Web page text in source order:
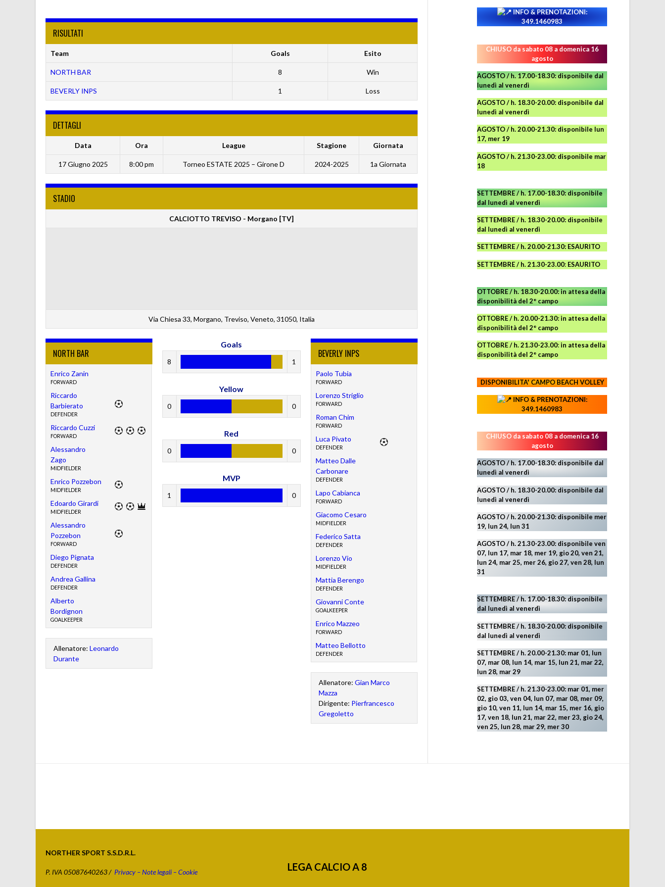
RISULTATI
Team Goals Esito
NORTH BAR 8 Win
BEVERLY INPS 1 Loss
DETTAGLI
Data Ora League Stagione Giornata
17 Giugno 2025 8:00 pm Torneo ESTATE 2025 – Girone D 2024-2025 1a Giornata
STADIO
CALCIOTTO TREVISO - Morgano [TV]
Via Chiesa 33, Morgano, Treviso, Veneto, 31050, Italia
NORTH BAR
Enrico Zanin
FORWARD
Riccardo
Barbierato
DEFENDER
Riccardo Cuzzi
FORWARD
Alessandro
Zago
MIDFIELDER
Enrico Pozzebon
MIDFIELDER
Edoardo Girardi
MIDFIELDER
Alessandro
Pozzebon
FORWARD
Diego Pignata
DEFENDER
Andrea Gallina
DEFENDER
Alberto
Bordignon
GOALKEEPER
Allenatore: Leonardo
Durante
BEVERLY INPS
Paolo Tubia
FORWARD
Lorenzo Striglio
FORWARD
Roman Chim
FORWARD
Luca Pivato
DEFENDER
Matteo Dalle
Carbonare
DEFENDER
Lapo Cabianca
FORWARD
Giacomo Cesaro
MIDFIELDER
Federico Satta
DEFENDER
Lorenzo Vio
MIDFIELDER
Mattia Berengo
DEFENDER
Giovanni Conte
GOALKEEPER
Enrico Mazzeo
FORWARD
Matteo Bellotto
DEFENDER
Allenatore:Gian Marco
Mazza
Dirigente: Pierfrancesco
Gregoletto
Goals
8 1
Yellow
0 0
Red
0 0
MVP
1 0
INFO & PRENOTAZIONI:
349.1460983
CHIUSO da sabato 08 a domenica 16
agosto
AGOSTO / h. 17.00-18.30: disponibile dal
lunedì al venerdì
AGOSTO/ h. 18.30-20.00: disponibile dal
lunedì al venerdì
AGOSTO / h. 20.00-21.30: disponibile lun
17, mer 19
AGOSTO/ h. 21.30-23.00: disponibile mar
18
SETTEMBRE / h. 17.00-18.30: disponibile
dal lunedì al venerdì
SETTEMBRE / h. 18.30-20.00: disponibile
dal lunedì al venerdì
SETTEMBRE / h. 20.00-21.30: ESAURITO
SETTEMBRE / h. 21.30-23.00: ESAURITO
OTTOBRE / h. 18.30-20.00:in attesa della
disponibilità del 2° campo
OTTOBRE / h. 20.00-21.30:in attesa della
disponibilità del 2° campo
OTTOBRE / h. 21.30-23.00:in attesa della
disponibilità del 2° campo
DISPONIBILITA' CAMPOBEACH VOLLEY
INFO & PRENOTAZIONI:
349.1460983
CHIUSO da sabato 08 a domenica 16
agosto
AGOSTO / h. 17.00-18.30: disponibile dal
lunedì al venerdì
AGOSTO/ h. 18.30-20.00: disponibile dal
lunedì al venerdì
AGOSTO / h. 20.00-21.30: disponibile mer
19, lun 24, lun 31
AGOSTO/ h. 21.30-23.00: disponibile ven
07, lun 17, mar 18, mer 19, gio 20, ven 21,
lun 24, mar 25, mer 26, gio 27, ven 28, lun
31
SETTEMBRE / h. 17.00-18.30: disponibile
dal lunedì al venerdì
SETTEMBRE / h. 18.30-20.00: disponibile
dal lunedì al venerdì
SETTEMBRE / h. 20.00-21.30: mar 01, lun
07, mar 08, lun 14, mar 15, lun 21, mar 22,
lun 28, mar 29
SETTEMBRE / h. 21.30-23.00: mar 01, mer
02, gio 03, ven 04, lun 07, mar 08, mer 09,
gio 10, ven 11, lun 14, mar 15, mer 16, gio
17, ven 18, lun 21, mar 22, mer 23, gio 24,
ven 25, lun 28, mar 29, mer 30
NORTHER SPORT S.S.D.R.L.
P. IVA 05087640263 / Privacy – Note legali – Cookie LEGA CALCIO A 8